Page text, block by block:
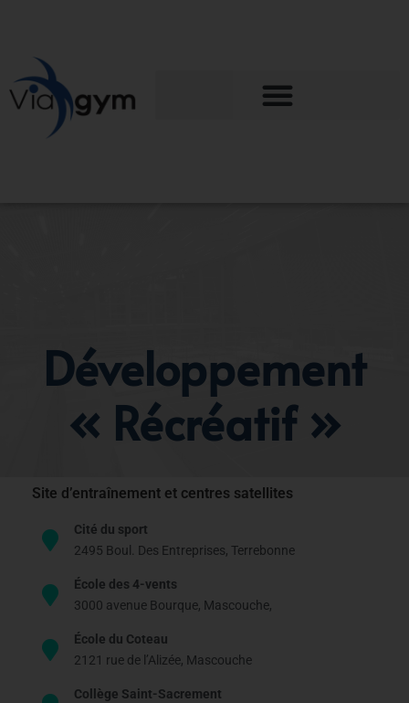
Développement
« Récréatif »
Site d’entraînement et centres satellites
Cité du sport
2495 Boul. Des Entreprises, Terrebonne
École des 4-vents
3000 avenue Bourque, Mascouche,
École du Coteau
2121 rue de l’Alizée, Mascouche
Collège Saint-Sacrement